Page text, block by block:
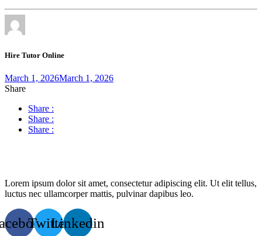
Hire Tutor Online
March 1, 2026March 1, 2026
Share
Share :
Share :
Share :
Lorem ipsum dolor sit amet, consectetur adipiscing elit. Ut elit tellus,
luctus nec ullamcorper mattis, pulvinar dapibus leo.
TwitterLinkedin